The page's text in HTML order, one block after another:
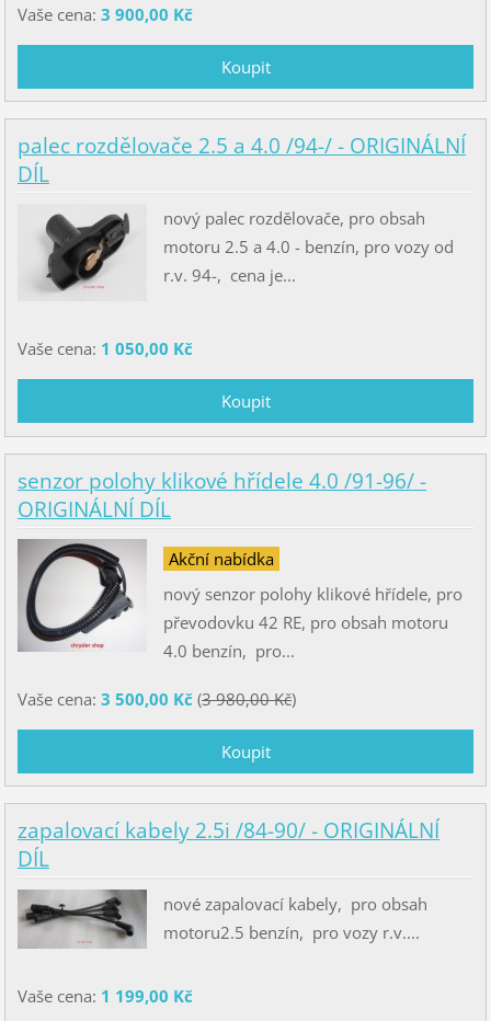
Vaše cena: 3 900,00 Kč
palec rozdělovače 2.5 a 4.0 /94-/ - ORIGINÁLNÍ
DÍL
nový palec rozdělovače, pro obsah
motoru 2.5 a 4.0 - benzín, pro vozy od
r.v. 94-, cena je...
Vaše cena: 1 050,00 Kč
senzor polohy klikové hřídele 4.0 /91-96/ -
ORIGINÁLNÍ DÍL
Akční nabídka
nový senzor polohy klikové hřídele, pro
převodovku 42 RE, pro obsah motoru
4.0 benzín, pro...
Vaše cena: 3 500,00 Kč(3 980,00 Kč)
zapalovací kabely 2.5i /84-90/ - ORIGINÁLNÍ
DÍL
nové zapalovací kabely, pro obsah
motoru2.5 benzín, pro vozy r.v....
Vaše cena: 1 199,00 Kč